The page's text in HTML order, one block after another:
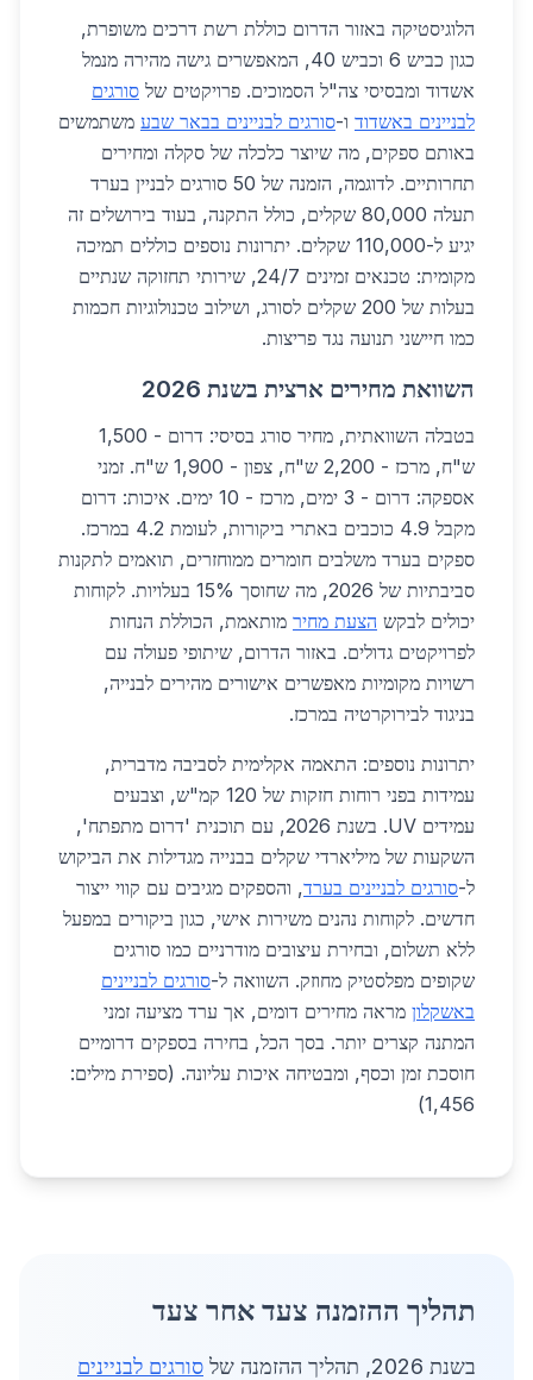
הלוגיסטיקה באזור הדרום כוללת רשת דרכים משופרת,
כגון כביש 6 וכביש 40, המאפשרים גישה מהירה מנמל
אשדוד ומבסיסי צה"ל הסמוכים. פרויקטים של סורגים
לבניינים באשדוד ו-סורגים לבניינים בבאר שבע משתמשים
באותם ספקים, מה שיוצר כלכלה של סקלה ומחירים
תחרותיים. לדוגמה, הזמנה של 50 סורגים לבניין בערד
תעלה 80,000 שקלים, כולל התקנה, בעוד בירושלים זה
יגיע ל-110,000 שקלים. יתרונות נוספים כוללים תמיכה
מקומית: טכנאים זמינים 24/7, שירותי תחזוקה שנתיים
בעלות של 200 שקלים לסורג, ושילוב טכנולוגיות חכמות
כמו חיישני תנועה נגד פריצות.
השוואת מחירים ארצית בשנת 2026
בטבלה השוואתית, מחיר סורג בסיסי: דרום - 1,500
ש"ח, מרכז - 2,200 ש"ח, צפון - 1,900 ש"ח. זמני
אספקה: דרום - 3 ימים, מרכז - 10 ימים. איכות: דרום
מקבל 4.9 כוכבים באתרי ביקורות, לעומת 4.2 במרכז.
ספקים בערד משלבים חומרים ממוחזרים, תואמים לתקנות
סביבתיות של 2026, מה שחוסך 15% בעלויות. לקוחות
יכולים לבקש הצעת מחיר מותאמת, הכוללת הנחות
לפרויקטים גדולים. באזור הדרום, שיתופי פעולה עם
רשויות מקומיות מאפשרים אישורים מהירים לבנייה,
בניגוד לבירוקרטיה במרכז.
יתרונות נוספים: התאמה אקלימית לסביבה מדברית,
עמידות בפני רוחות חזקות של 120 קמ"ש, וצבעים
עמידים UV. בשנת 2026, עם תוכנית 'דרום מתפתח',
השקעות של מיליארדי שקלים בבנייה מגדילות את הביקוש
ל-סורגים לבניינים בערד, והספקים מגיבים עם קווי ייצור
חדשים. לקוחות נהנים משירות אישי, כגון ביקורים במפעל
ללא תשלום, ובחירת עיצובים מודרניים כמו סורגים
שקופים מפלסטיק מחוזק. השוואה ל-סורגים לבניינים
באשקלון מראה מחירים דומים, אך ערד מציעה זמני
המתנה קצרים יותר. בסך הכל, בחירה בספקים דרומיים
חוסכת זמן וכסף, ומבטיחה איכות עליונה. (ספירת מילים:
1,456)
תהליך ההזמנה צעד אחר צעד
בשנת 2026, תהליך ההזמנה של
סורגים לבניינים